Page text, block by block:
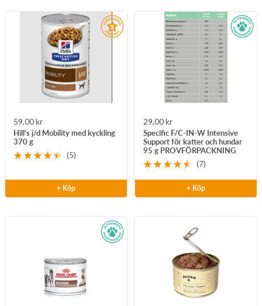
Rea-
pris
59,00 kr
Hill's j/d Mobility med kyckling
370 g
(5)
+ Köp
Rea-
pris
29,00 kr
Specific F/C-IN-W Intensive
Support för katter och hundar
95 g PROVFÖRPACKNING
(7)
+ Köp